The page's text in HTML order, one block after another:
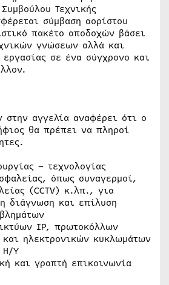
Τεχνικής
σύμβαση αορίστου
πακέτο αποδοχών βάσει
γνώσεων αλλά και
εργασίας σε ένα σύγχρονο και
αγγελία αναφέρει ότι ο
θα πρέπει να πληροί
– τεχνολογίας
όπως συναγερμοί,
(CCTV) κ.λπ., για
διάγνωση και επίλυση
IP, πρωτοκόλλων
και ηλεκτρονικών κυκλωμάτων
Η/Υ
και γραπτή επικοινωνία